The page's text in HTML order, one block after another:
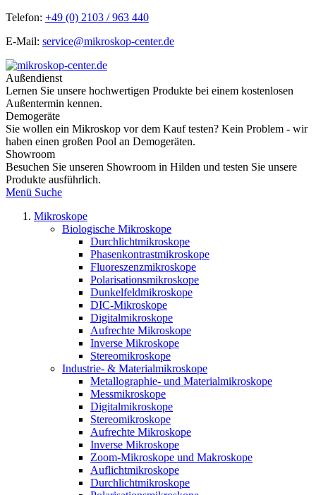
Telefon: +49 (0) 2103 / 963 440
E-Mail: service@mikroskop-center.de
Außendienst
Lernen Sie unsere hochwertigen Produkte bei einem kostenlosen
Außentermin kennen.
Demogeräte
Sie wollen ein Mikroskop vor dem Kauf testen? Kein Problem - wir
haben einen großen Pool an Demogeräten.
Showroom
Besuchen Sie unseren Showroom in Hilden und testen Sie unsere
Produkte ausführlich.
Menü Suche
Mikroskope
Biologische Mikroskope
Durchlichtmikroskope
Phasenkontrastmikroskope
Fluoreszenzmikroskope
Polarisationsmikroskope
Dunkelfeldmikroskope
DIC-Mikroskope
Digitalmikroskope
Aufrechte Mikroskope
Inverse Mikroskope
Stereomikroskope
Industrie- & Materialmikroskope
Metallographie- und Materialmikroskope
Messmikroskope
Digitalmikroskope
Stereomikroskope
Aufrechte Mikroskope
Inverse Mikroskope
Zoom-Mikroskope und Makroskope
Auflichtmikroskope
Durchlichtmikroskope